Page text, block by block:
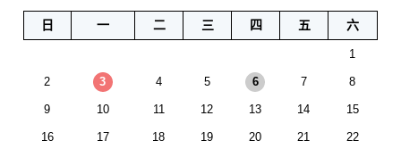
日 一 二 三 四 五 六
1
2 3 4 5 6 7 8
9 10 11 12 13 14 15
16 17 18 19 20 21 22